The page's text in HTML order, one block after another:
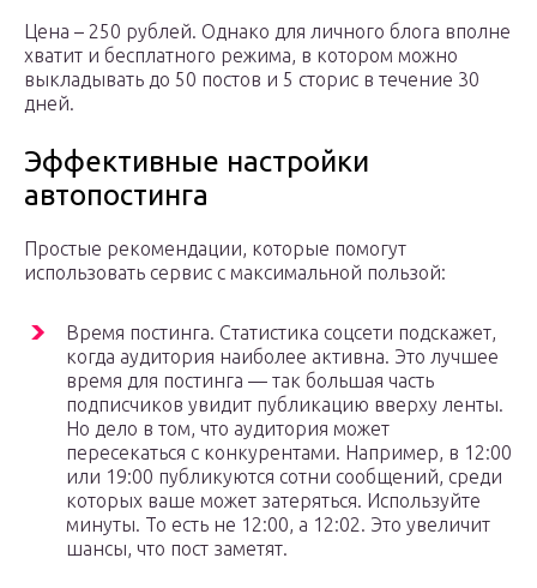
Цена – 250 рублей. Однако для личного блога вполне
хватит и бесплатного режима, в котором можно
выкладывать до 50 постов и 5 сторис в течение 30
дней.
Эффективные настройки
автопостинга
Простые рекомендации, которые помогут
использовать сервис с максимальной пользой:
Время постинга. Статистика соцсети подскажет,
когда аудитория наиболее активна. Это лучшее
время для постинга — так большая часть
подписчиков увидит публикацию вверху ленты.
Но дело в том, что аудитория может
пересекаться с конкурентами. Например, в 12:00
или 19:00 публикуются сотни сообщений, среди
которых ваше может затеряться. Используйте
минуты. То есть не 12:00, а 12:02. Это увеличит
шансы, что пост заметят.